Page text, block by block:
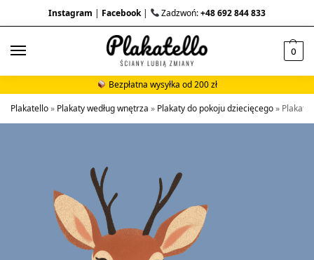
Instagram | Facebook| Zadzwoń:+48 692 844 833
0
Bezpłatna wysyłka od 200 zł
Plakatello» Plakaty według wnętrza » Plakaty do pokoju dziecięcego» Plakat